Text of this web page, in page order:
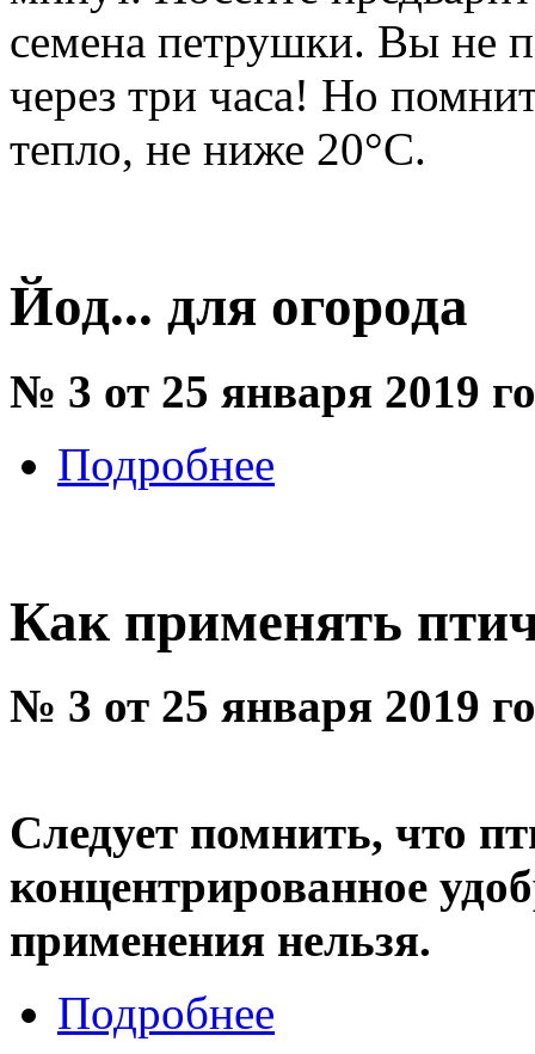
семена петрушки. Вы не
через три часа! Но
тепло, не ниже 20°С.
Йод... для огорода
№ 3 от 25 января 2019
Подробнее
Как применять
№ 3 от 25 января 2019
Следует помнить, что
концентрированное
применения нельзя.
Подробнее